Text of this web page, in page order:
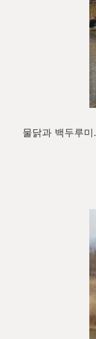
물닭과 백두루미.